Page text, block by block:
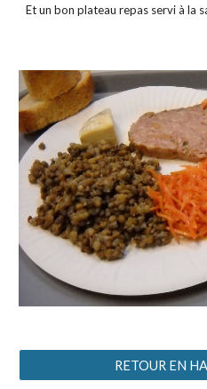
Et un bon plateau repas servi à la
RETOUR EN